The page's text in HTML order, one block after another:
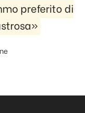
preferito di